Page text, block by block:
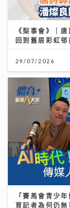
《梨事會》｜
回到舊居彩虹邨
29/07/2026
「賽馬會青少
育記者為何仍